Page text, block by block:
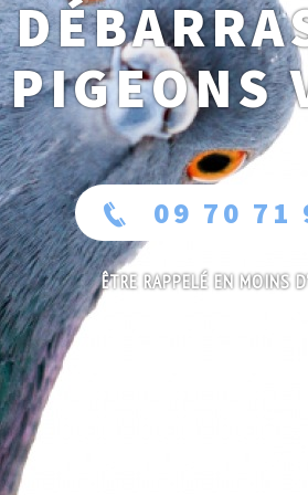
PIGEONS
09 70 71
ÊTRE RAPPELÉ EN MOINS